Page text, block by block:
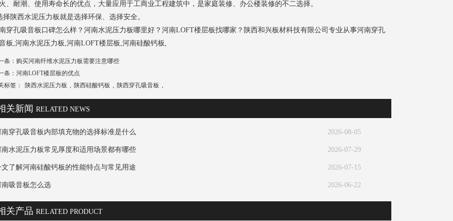
、耐潮、使用寿命长的优点，大量应用于工商业工程建筑中，是家庭装修、办公楼装修的不二选择。
陕西水泥压力板就是选择环保、选择安全。
穿孔吸音板口碑怎么样？河南水泥压力板哪里好？河南LOFT楼层板找哪家？陕西和兴板材科技有限公司专业从事河南穿孔
板,河南水泥压力板,河南LOFT楼层板,河南硅酸钙板,
条： 购买河南纤维水泥压力板需要注意哪些
条： 河南LOFT楼层板的优点
标签：
陕西水泥压力板 , 陕西硅酸钙板 , 陕西穿孔吸音板 ,
关新闻 RELATED NEWS
南穿孔吸音板内部填充物的选择标准是什么 2026-08-05
南水泥压力板常见厚度和适用场景都有哪些 2026-07-29
文了解河南硅酸钙板的性能特点与常见用途 2026-07-15
南吸音板怎么选 2026-06-22
关产品 RELATED PRODUCT